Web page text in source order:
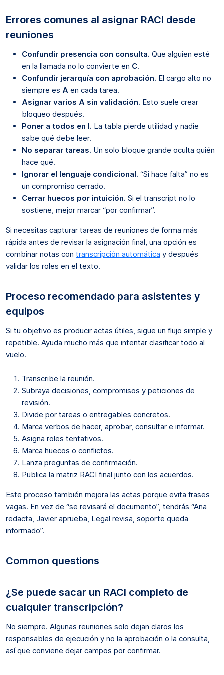
Errores comunes al asignar RACI desde
reuniones
Confundir presencia con consulta. Que alguien esté
en la llamada no lo convierte en C.
Confundir jerarquía con aprobación. El cargo alto no
siempre es A en cada tarea.
Asignar varios A sin validación. Esto suele crear
bloqueo después.
Poner a todos en I. La tabla pierde utilidad y nadie
sabe qué debe leer.
No separar tareas. Un solo bloque grande oculta quién
hace qué.
Ignorar el lenguaje condicional. “Si hace falta” no es
un compromiso cerrado.
Cerrar huecos por intuición. Si el transcript no lo
sostiene, mejor marcar “por confirmar”.
Si necesitas capturar tareas de reuniones de forma más
rápida antes de revisar la asignación final, una opción es
combinar notas con transcripción automática y después
validar los roles en el texto.
Proceso recomendado para asistentes y
equipos
Si tu objetivo es producir actas útiles, sigue un flujo simple y
repetible. Ayuda mucho más que intentar clasificar todo al
vuelo.
Transcribe la reunión.
Subraya decisiones, compromisos y peticiones de
revisión.
Divide por tareas o entregables concretos.
Marca verbos de hacer, aprobar, consultar e informar.
Asigna roles tentativos.
Marca huecos o conflictos.
Lanza preguntas de confirmación.
Publica la matriz RACI final junto con los acuerdos.
Este proceso también mejora las actas porque evita frases
vagas. En vez de “se revisará el documento”, tendrás “Ana
redacta, Javier aprueba, Legal revisa, soporte queda
informado”.
Common questions
¿Se puede sacar un RACI completo de
cualquier transcripción?
No siempre. Algunas reuniones solo dejan claros los
responsables de ejecución y no la aprobación o la consulta,
así que conviene dejar campos por confirmar.